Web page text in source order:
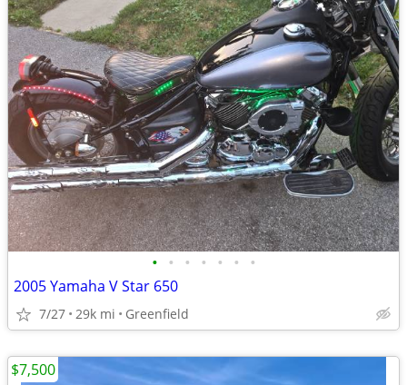
• • • • • • •
2005 Yamaha V Star 650
7/27 29k mi Greenfield
$7,500